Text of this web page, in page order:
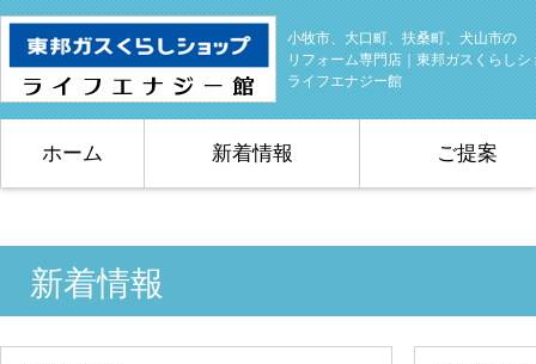
小牧市、大口町、扶桑町、犬山市の
リフォーム専門店｜東邦ガスくらしシ
ライフエナジー館
ホーム 新着情報 ご提案
新着情報